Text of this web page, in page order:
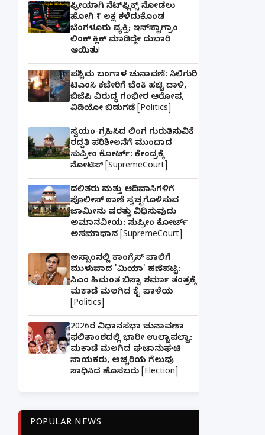
ಫ್ರೀಯಾಗಿ ನೆಟ್‌ಫ್ಲಿಕ್ಸ್ ನೋಡಲು
ಹೋಗಿ ₹1 ಲಕ್ಷ ಕಳೆದುಕೊಂಡ
ಬೆಂಗಳೂರು ವ್ಯಕ್ತಿ; ಇನ್‌ಸ್ಟಾಗ್ರಾಂ
ಲಿಂಕ್ ಕ್ಲಿಕ್ ಮಾಡಿದ್ದೇ ದುಬಾರಿ
ಆಯಿತು!
ಪಶ್ಚಿಮ ಬಂಗಾಳ ಚುನಾವಣೆ: ಸಿಲಿಗುರಿ
ಟಿಎಂಸಿ ಕಚೇರಿಗೆ ಬೆಂಕಿ ಹಚ್ಚಿ ದಾಳಿ,
ಬಿಜೆಪಿ ವಿರುದ್ಧ ಗಂಭೀರ ಆರೋಪ,
ವಿಡಿಯೋ ಬಿಡುಗಡೆ [Politics]
ಸ್ವಯಂ-ಗ್ರಹಿಸಿದ ಲಿಂಗ ಗುರುತಿಸುವಿಕೆ
ರದ್ದತಿ ಪರಿಶೀಲನೆಗೆ ಮುಂದಾದ
ಸುಪ್ರೀಂ ಕೋರ್ಟ್: ಕೇಂದ್ರಕ್ಕೆ
ನೋಟಿಸ್ [SupremeCourt]
ದಲಿತರು ಮತ್ತು ಆದಿವಾಸಿಗಳಿಗೆ
ಪೊಲೀಸ್ ಠಾಣೆ ಸ್ವಚ್ಛಗೊಳಿಸುವ
ಜಾಮೀನು ಷರತ್ತು ವಿಧಿಸುವುದು
ಅಮಾನವೀಯ: ಸುಪ್ರೀಂ ಕೋರ್ಟ್
ಅಸಮಾಧಾನ [SupremeCourt]
ಅಸ್ಸಾಂನಲ್ಲಿ ಕಾಂಗ್ರೆಸ್ ಪಾಲಿಗೆ
ಮುಳುವಾದ 'ಮಿಯಾ' ಹಣೆಪಟ್ಟಿ:
ಸಿಎಂ ಹಿಮಂತ ಬಿಸ್ವಾ ಶರ್ಮಾ ತಂತ್ರಕ್ಕೆ
ಮಕಾಡೆ ಮಲಗಿದ ಕೈ ಪಾಳೆಯ
[Politics]
2026ರ ವಿಧಾನಸಭಾ ಚುನಾವಣಾ
ಫಲಿತಾಂಶದಲ್ಲಿ ಭಾರೀ ಉಲ್ಟಾಪಲ್ಟಾ:
ಮಕಾಡೆ ಮಲಗಿದ ಘಟಾನುಘಟಿ
ನಾಯಕರು, ಅಚ್ಚರಿಯ ಗೆಲುವು
ಸಾಧಿಸಿದ ಹೊಸಬರು [Election]
POPULAR NEWS